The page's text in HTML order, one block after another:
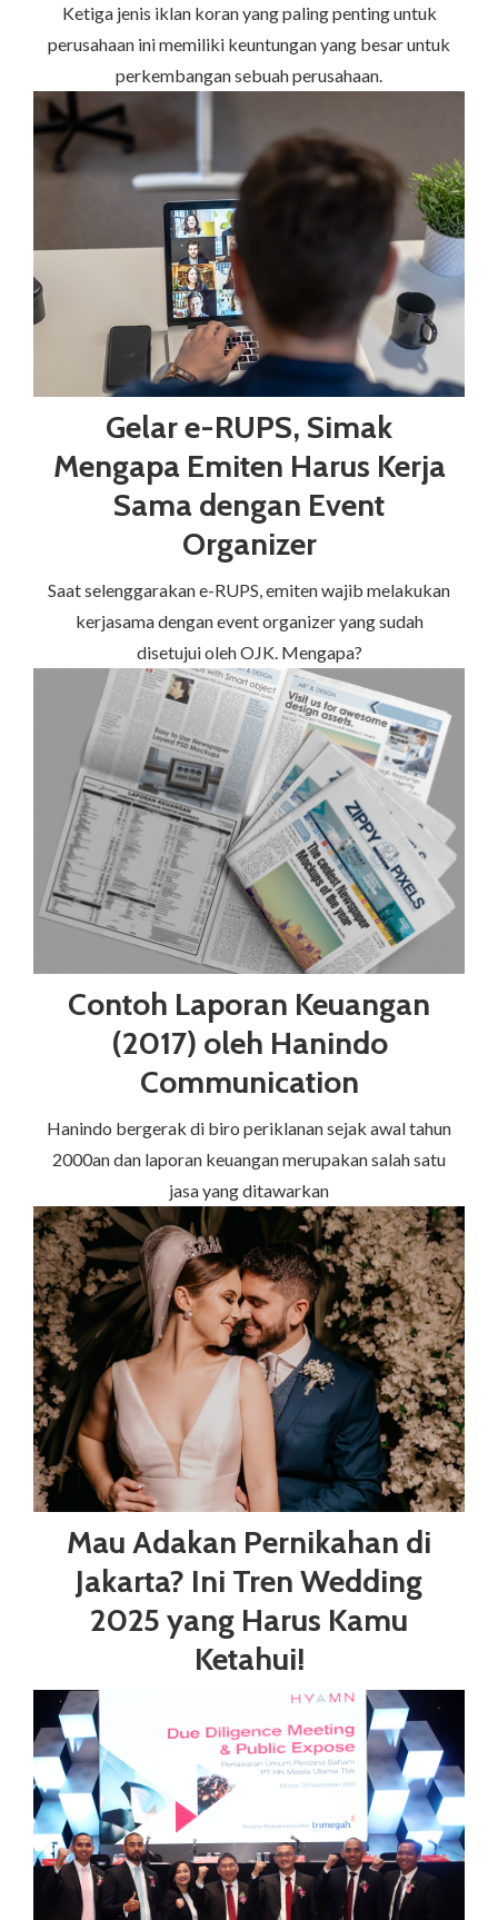
Ketiga jenis iklan koran yang paling penting untuk
perusahaan ini memiliki keuntungan yang besar untuk
perkembangan sebuah perusahaan.
Gelar e-RUPS, Simak
Mengapa Emiten Harus Kerja
Sama dengan Event
Organizer
Saat selenggarakan e-RUPS, emiten wajib melakukan
kerjasama dengan event organizer yang sudah
disetujui oleh OJK. Mengapa?
Contoh Laporan Keuangan
(2017) oleh Hanindo
Communication
Hanindo bergerak di biro periklanan sejak awal tahun
2000an dan laporan keuangan merupakan salah satu
jasa yang ditawarkan
Mau Adakan Pernikahan di
Jakarta? Ini Tren Wedding
2025 yang Harus Kamu
Ketahui!